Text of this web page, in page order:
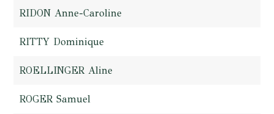
RIDON Anne-Caroline
RITTY Dominique
ROELLINGER Aline
ROGER Samuel